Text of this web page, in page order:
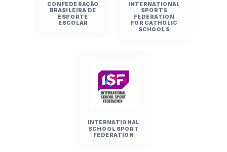
CONFEDERAÇÃO
BRASILEIRA DE
ESPORTE
ESCOLAR
INTERNATIONAL
SPORTS
FEDERATION
FOR CATHOLIC
SCHOOLS
INTERNATIONAL
SCHOOL SPORT
FEDERATION